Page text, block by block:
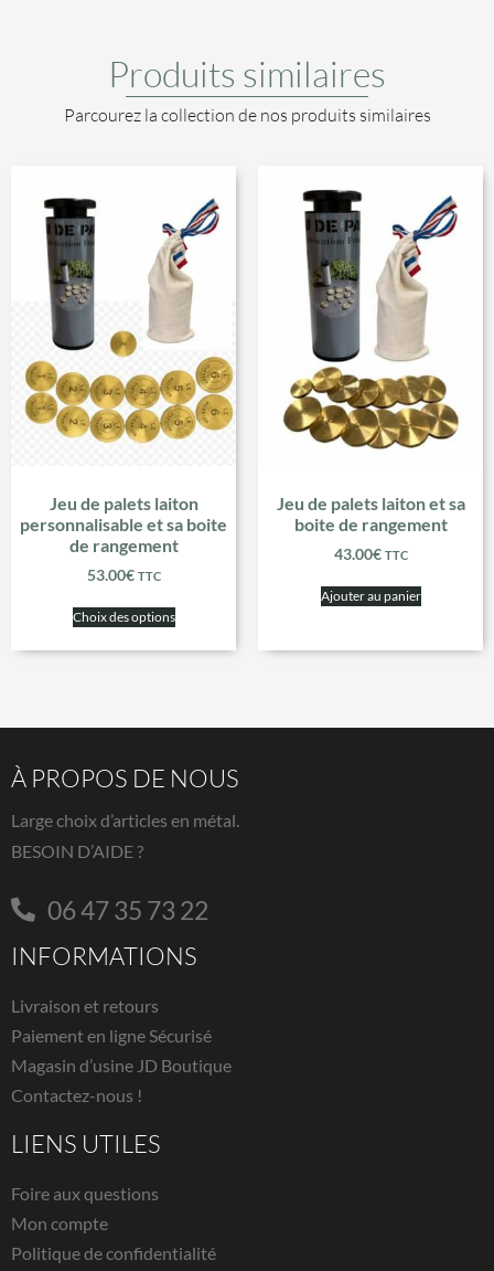
Produits similaires
Parcourez la collection de nos produits similaires
Jeu de palets laiton
personnalisable et sa boite
de rangement
53.00€ TTC
Choix des options
Jeu de palets laiton et sa
boite de rangement
43.00€ TTC
Ajouter au panier
À PROPOS DE NOUS
Large choix d’articles en métal.
BESOIN D’AIDE ?
06 47 35 73 22
INFORMATIONS
Livraison et retours
Paiement en ligne Sécurisé
Magasin d’usine JD Boutique
Contactez-nous !
LIENS UTILES
Foire aux questions
Mon compte
Politique de confidentialité